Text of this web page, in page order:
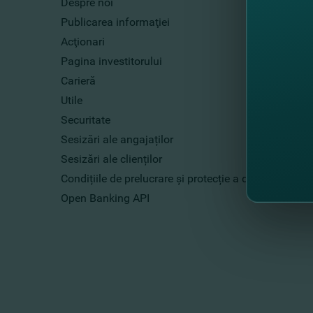
Publicarea informaţiei
Acţionari
Pagina investitorului
Carieră
Utile
Securitate
Sesizări ale angajaților
Sesizări ale clienților
Condițiile de prelucrare și protecție a datelor cu
Open Banking API